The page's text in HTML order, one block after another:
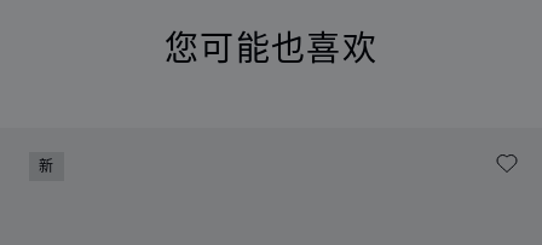
您可能也喜欢
新